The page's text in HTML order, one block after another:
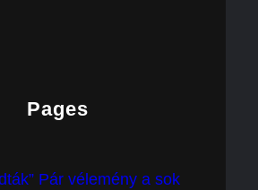
Pages
Pár vélemény a sok